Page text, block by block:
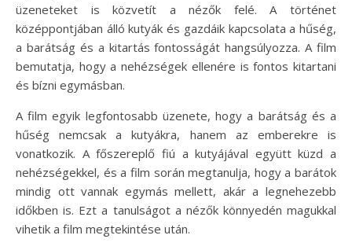
üzeneteket is közvetít a nézők felé. A történet
középpontjában álló kutyák és gazdáik kapcsolata a hűség,
a barátság és a kitartás fontosságát hangsúlyozza. A film
bemutatja, hogy a nehézségek ellenére is fontos kitartani
és bízni egymásban.
A film egyik legfontosabb üzenete, hogy a barátság és a
hűség nemcsak a kutyákra, hanem az emberekre is
vonatkozik. A főszereplő fiú a kutyájával együtt küzd a
nehézségekkel, és a film során megtanulja, hogy a barátok
mindig ott vannak egymás mellett, akár a legnehezebb
időkben is. Ezt a tanulságot a nézők könnyedén magukkal
vihetik a film megtekintése után.